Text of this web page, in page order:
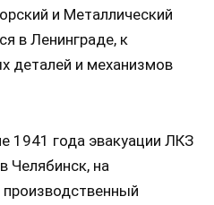
и Металлический
в Ленинграде, к
деталей и механизмов
1941 года эвакуации ЛКЗ
Челябинск, на